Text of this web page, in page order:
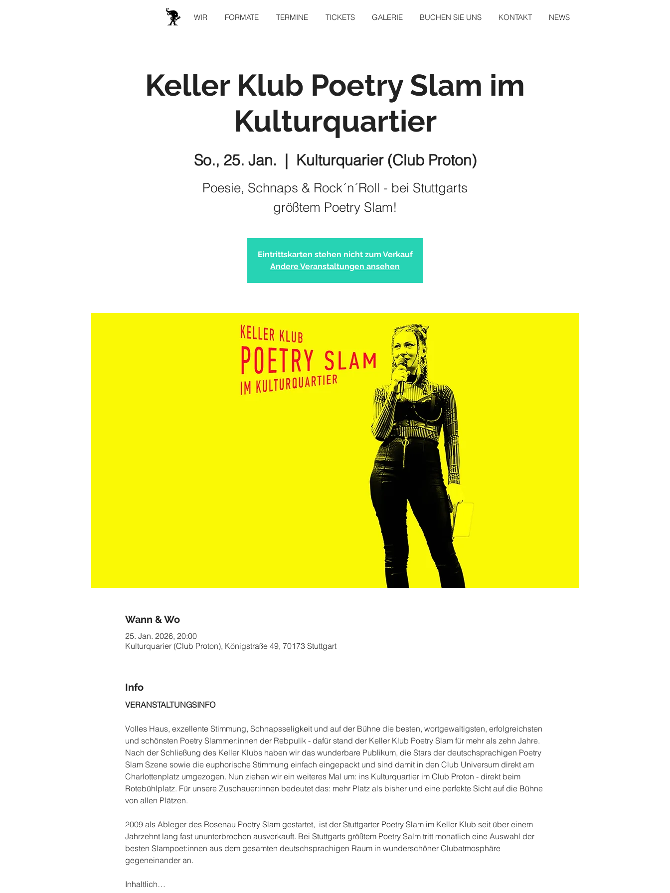
WIR FORMATE TERMINE TICKETS GALERIE BUCHEN SIE UNS KONTAKT NEWS
Keller Klub Poetry Slam im
Kulturquartier
So., 25. Jan.
  |
Kulturquarier (Club Proton)
Poesie, Schnaps & Rock´n´Roll - bei Stuttgarts
größtem Poetry Slam!
Eintrittskarten stehen nicht zum Verkauf
Andere Veranstaltungen ansehen
Wann & Wo
25. Jan. 2026, 20:00
Kulturquarier (Club Proton), Königstraße 49, 70173 Stuttgart
Info
VERANSTALTUNGSINFO
Volles Haus, exzellente Stimmung, Schnapsseligkeit und auf der Bühne die besten, wortgewaltigsten, erfolgreichsten
und schönsten Poetry Slammer:innen der Rebpulik - dafür stand der Keller Klub Poetry Slam für mehr als zehn Jahre.
Nach der Schließung des Keller Klubs haben wir das wunderbare Publikum, die Stars der deutschsprachigen Poetry
Slam Szene sowie die euphorische Stimmung einfach eingepackt und sind damit in den Club Universum direkt am
Charlottenplatz umgezogen. Nun ziehen wir ein weiteres Mal um: ins Kulturquartier im Club Proton - direkt beim
Rotebühlplatz. Für unsere Zuschauer:innen bedeutet das: mehr Platz als bisher und eine perfekte Sicht auf die Bühne
von allen Plätzen.
2009 als Ableger des Rosenau Poetry Slam gestartet,  ist der Stuttgarter Poetry Slam im Keller Klub seit über einem
Jahrzehnt lang fast ununterbrochen ausverkauft. Bei Stuttgarts größtem Poetry Salm tritt monatlich eine Auswahl der
besten Slampoet:innen aus dem gesamten deutschsprachigen Raum in wunderschöner Clubatmosphäre
gegeneinander an.
Inhaltlich…